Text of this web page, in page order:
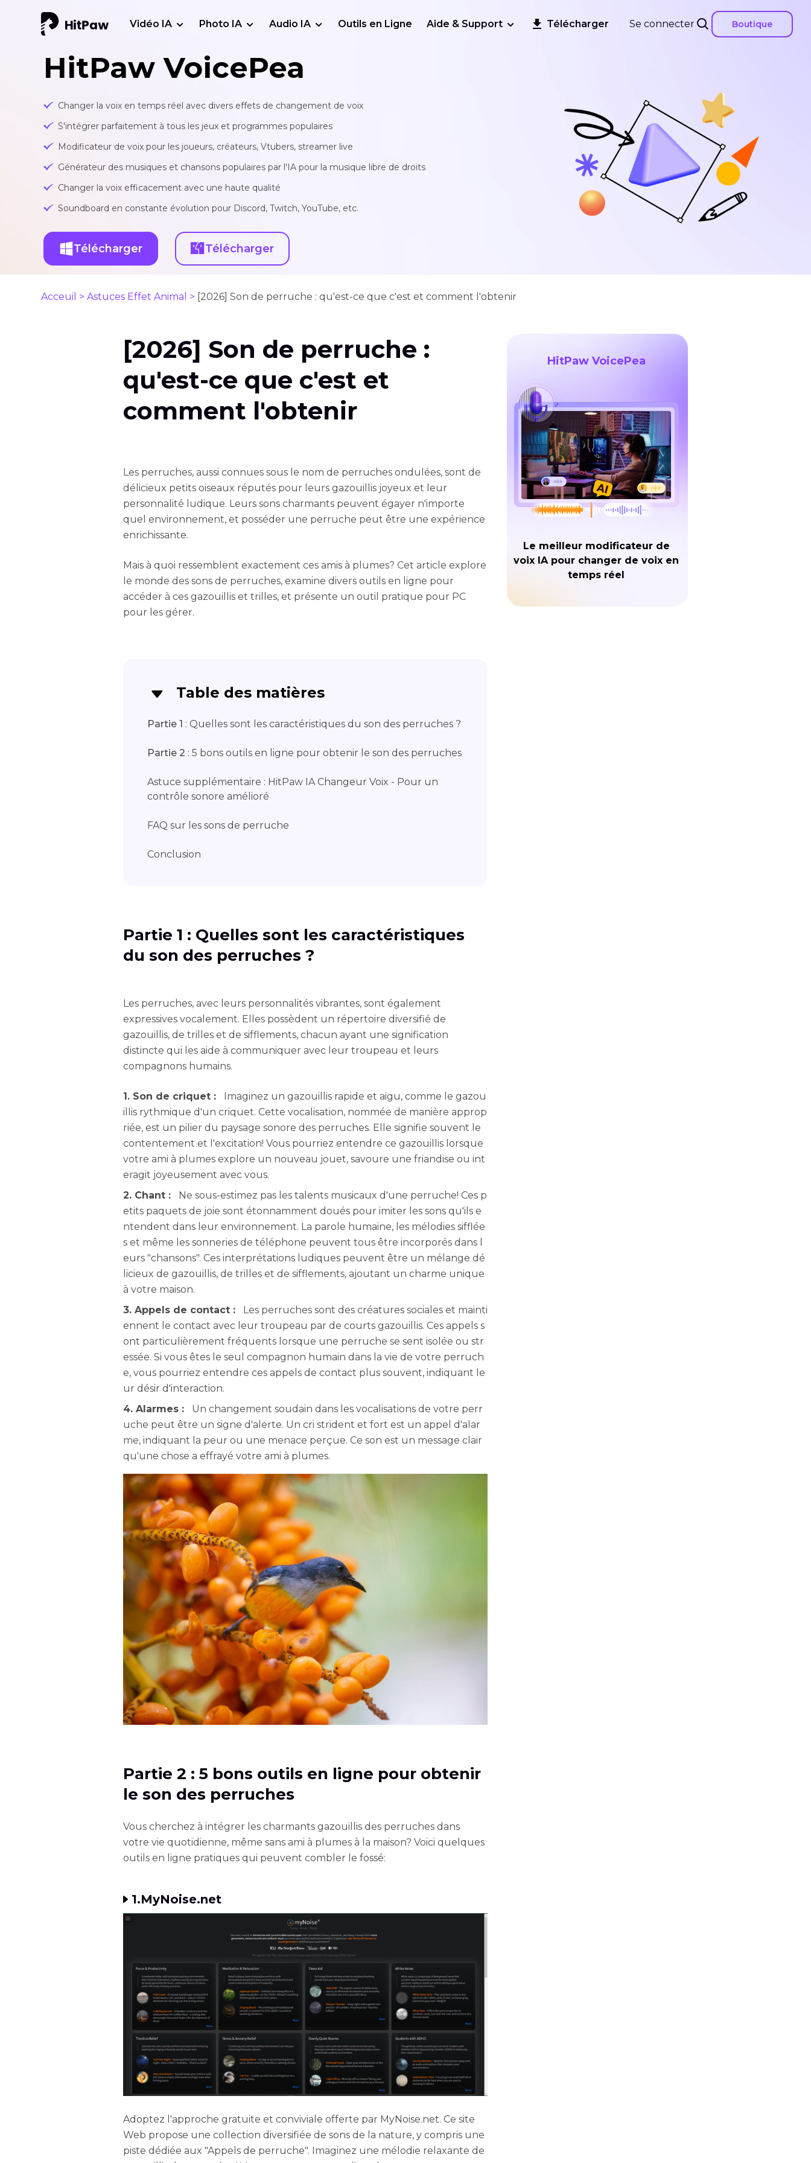
Se connecter Boutique
Vidéo IA Photo IA Audio IA Outils en Ligne Aide & Support Télécharger
HitPaw VoicePea
Changer la voix en temps réel avec divers effets de changement de voix
S'intégrer parfaitement à tous les jeux et programmes populaires
Modificateur de voix pour les joueurs, créateurs, Vtubers, streamer live
Générateur des musiques et chansons populaires par l'IA pour la musique libre de droits
Changer la voix efficacement avec une haute qualité
Soundboard en constante évolution pour Discord, Twitch, YouTube, etc.
Télécharger Télécharger
Acceuil > Astuces Effet Animal > [2026] Son de perruche : qu'est-ce que c'est et comment l'obtenir
[2026] Son de perruche :
qu'est-ce que c'est et
comment l'obtenir
Les perruches, aussi connues sous le nom de perruches ondulées, sont de
délicieux petits oiseaux réputés pour leurs gazouillis joyeux et leur
personnalité ludique. Leurs sons charmants peuvent égayer n'importe
quel environnement, et posséder une perruche peut être une expérience
enrichissante.
Mais à quoi ressemblent exactement ces amis à plumes? Cet article explore
le monde des sons de perruches, examine divers outils en ligne pour
accéder à ces gazouillis et trilles, et présente un outil pratique pour PC
pour les gérer.
Table des matières
Partie 1 : Quelles sont les caractéristiques du son des perruches ?
Partie 2 : 5 bons outils en ligne pour obtenir le son des perruches
Astuce supplémentaire : HitPaw IA Changeur Voix - Pour un
contrôle sonore amélioré
FAQ sur les sons de perruche
Conclusion
Partie 1 : Quelles sont les caractéristiques
du son des perruches ?
Les perruches, avec leurs personnalités vibrantes, sont également
expressives vocalement. Elles possèdent un répertoire diversifié de
gazouillis, de trilles et de sifflements, chacun ayant une signification
distincte qui les aide à communiquer avec leur troupeau et leurs
compagnons humains.
1. Son de criquet :
Imaginez un gazouillis rapide et aigu, comme le gazou
illis rythmique d'un criquet. Cette vocalisation, nommée de manière approp
riée, est un pilier du paysage sonore des perruches. Elle signifie souvent le
contentement et l'excitation! Vous pourriez entendre ce gazouillis lorsque
votre ami à plumes explore un nouveau jouet, savoure une friandise ou int
eragit joyeusement avec vous.
2. Chant :
Ne sous-estimez pas les talents musicaux d'une perruche! Ces p
etits paquets de joie sont étonnamment doués pour imiter les sons qu'ils e
ntendent dans leur environnement. La parole humaine, les mélodies sifflée
s et même les sonneries de téléphone peuvent tous être incorporés dans l
eurs "chansons". Ces interprétations ludiques peuvent être un mélange dé
licieux de gazouillis, de trilles et de sifflements, ajoutant un charme unique
à votre maison.
3. Appels de contact :
Les perruches sont des créatures sociales et mainti
ennent le contact avec leur troupeau par de courts gazouillis. Ces appels s
ont particulièrement fréquents lorsque une perruche se sent isolée ou str
essée. Si vous êtes le seul compagnon humain dans la vie de votre perruch
e, vous pourriez entendre ces appels de contact plus souvent, indiquant le
ur désir d'interaction.
4. Alarmes :
Un changement soudain dans les vocalisations de votre perr
uche peut être un signe d'alerte. Un cri strident et fort est un appel d'alar
me, indiquant la peur ou une menace perçue. Ce son est un message clair
qu'une chose a effrayé votre ami à plumes.
Partie 2 : 5 bons outils en ligne pour obtenir
le son des perruches
Vous cherchez à intégrer les charmants gazouillis des perruches dans
votre vie quotidienne, même sans ami à plumes à la maison? Voici quelques
outils en ligne pratiques qui peuvent combler le fossé:
1.MyNoise.net
Adoptez l'approche gratuite et conviviale offerte par MyNoise.net. Ce site
Web propose une collection diversifiée de sons de la nature, y compris une
piste dédiée aux "Appels de perruche". Imaginez une mélodie relaxante de
HitPaw VoicePea
Le meilleur modificateur de
voix IA pour changer de voix en
temps réel